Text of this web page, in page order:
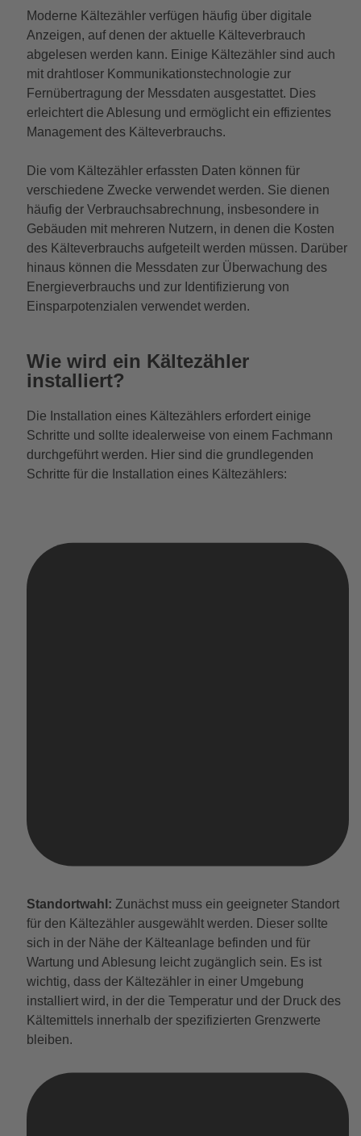
Moderne Kältezähler verfügen häufig über digitale
Anzeigen, auf denen der aktuelle Kälteverbrauch
abgelesen werden kann. Einige Kältezähler sind auch
mit drahtloser Kommunikationstechnologie zur
Fernübertragung der Messdaten ausgestattet. Dies
erleichtert die Ablesung und ermöglicht ein effizientes
Management des Kälteverbrauchs.
Die vom Kältezähler erfassten Daten können für
verschiedene Zwecke verwendet werden. Sie dienen
häufig der Verbrauchsabrechnung, insbesondere in
Gebäuden mit mehreren Nutzern, in denen die Kosten
des Kälteverbrauchs aufgeteilt werden müssen. Darüber
hinaus können die Messdaten zur Überwachung des
Energieverbrauchs und zur Identifizierung von
Einsparpotenzialen verwendet werden.
Wie wird ein Kältezähler
installiert?
Die Installation eines Kältezählers erfordert einige
Schritte und sollte idealerweise von einem Fachmann
durchgeführt werden. Hier sind die grundlegenden
Schritte für die Installation eines Kältezählers:
Standortwahl: Zunächst muss ein geeigneter Standort
für den Kältezähler ausgewählt werden. Dieser sollte
sich in der Nähe der Kälteanlage befinden und für
Wartung und Ablesung leicht zugänglich sein. Es ist
wichtig, dass der Kältezähler in einer Umgebung
installiert wird, in der die Temperatur und der Druck des
Kältemittels innerhalb der spezifizierten Grenzwerte
bleiben.